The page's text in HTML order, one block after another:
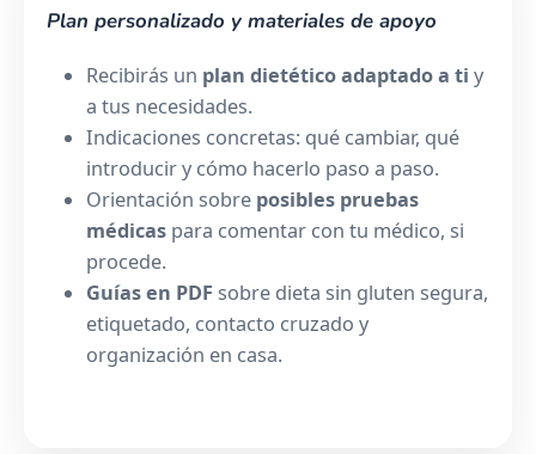
Plan personalizado y materiales de apoyo
Recibirás un plan dietético adaptado a ti y
a tus necesidades.
Indicaciones concretas: qué cambiar, qué
introducir y cómo hacerlo paso a paso.
Orientación sobre posibles pruebas
médicaspara comentar con tu médico, si
procede.
Guías en PDF sobre dieta sin gluten segura,
etiquetado, contacto cruzado y
organización en casa.